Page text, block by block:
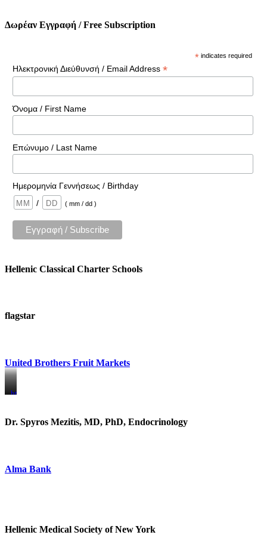
Δωρέαν Εγγραφή / Free Subscription
* indicates required
Ηλεκτρονική Διεύθυνσή / Email Address *
Όνομα / First Name
Επώνυμο / Last Name
Ημερομηνία Γεννήσεως / Birthday
/
( mm / dd )
Hellenic Classical Charter Schools
flagstar
United Brothers Fruit Markets
https://www.unitedbrothersfruitmarkets.com/
https://www.unitedbrothersfruitmarkets.com/
Dr. Spyros Mezitis, MD, PhD, Endocrinology
Alma Bank
Hellenic Medical Society of New York